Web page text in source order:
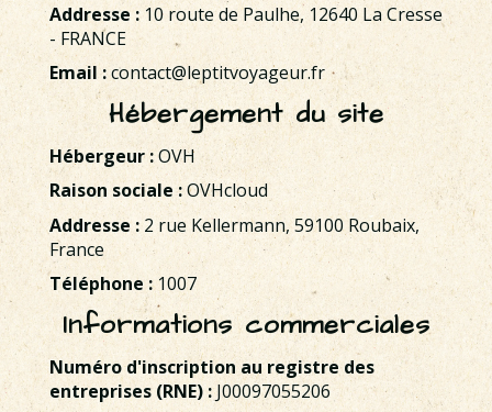
Addresse :10 route de Paulhe, 12640 La Cresse
- FRANCE
Email :contact@leptitvoyageur.fr
Hébergement du site
Hébergeur :OVH
Raison sociale :OVHcloud
Addresse :2 rue Kellermann, 59100 Roubaix,
France
Téléphone :1007
Informations commerciales
Numéro d'inscription au registre des
entreprises (RNE) :J00097055206